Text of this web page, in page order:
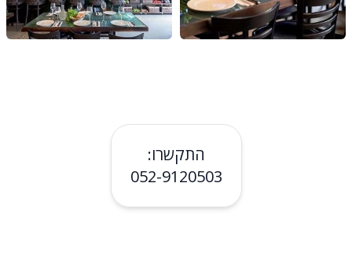
התקשרו:
052-9120503